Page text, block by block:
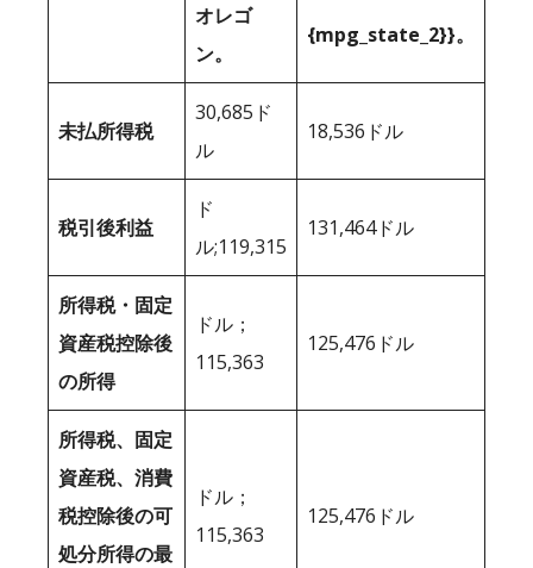
オレゴ
ン。
{mpg_state_2}}。
未払所得税
30,685ド
ル
18,536ドル
税引後利益
ド
ル;119,315
131,464ドル
所得税・固定
資産税控除後
の所得
ドル；
115,363
125,476ドル
所得税、固定
資産税、消費
税控除後の可
処分所得の最
ドル；
115,363
125,476ドル